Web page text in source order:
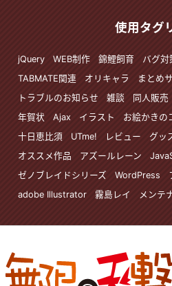
使用タグ
jQuery WEB制作 錦鯉飼育 バグ対
TABMATE関連
オリキャラ まとめ
トラブルのお知らせ
雑談 同人販売
年賀状
Ajax イラスト お絵かきの
十日恵比須
UTme! レビュー グッ
オススメ作品
アズールレーン
ゼノブレイドシリーズ
WordPress
adobe Illustrator
霧島レイ メンテ